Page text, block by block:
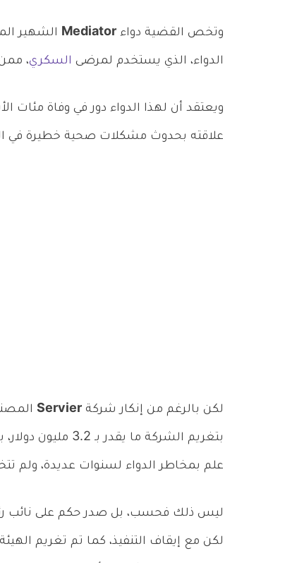
وتخص القضية دواء Mediator
الدواء، الذي يستخدم لمرضى السكري،
علاقته بحدوث مشكلات صحية خطيرة في
لكن بالرغم من إنكار شركة Servier
بتغريم الشركة
علم بمخاطر الدواء لسنوات عديدة، ولم